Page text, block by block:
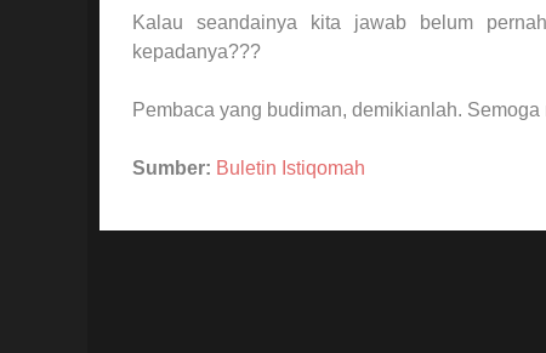
Kalau seandainya kita jawab belum
kepadanya???
Pembaca yang budiman, demikianlah.
Sumber: Buletin Istiqomah